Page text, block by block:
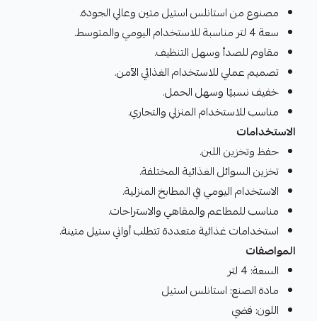
مصنوع من استانلس استيل متين وعالي الجودة.
سعة 4 لتر مناسبة للاستخدام اليومي والمتوسط.
مقاوم للصدأ وسهل التنظيف.
تصميم عملي للاستخدام الغذائي الآمن.
خفيف نسبيًا وسهل الحمل.
مناسب للاستخدام المنزلي والتجاري.
الاستخدامات
حفظ وتخزين اللبن.
تخزين السوائل الغذائية المختلفة.
الاستخدام اليومي في المطابخ المنزلية.
مناسب للمطاعم والمقاهي والاستراحات.
استخدامات غذائية متعددة تتطلب أواني ستيل متينة.
المواصفات
السعة: 4 لتر
مادة الصنع: استانلس استيل
اللون: فضي